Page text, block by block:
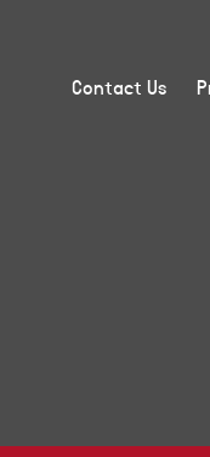
Contact Us